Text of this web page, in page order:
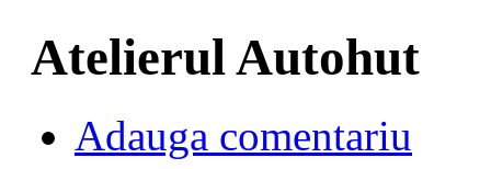
Atelierul Autohut
Adauga comentariu